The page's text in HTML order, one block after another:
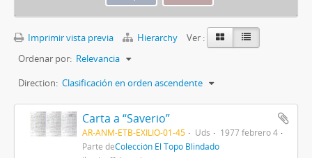
Imprimir vista previa Hierarchy
Ver :
Ordenar por: Relevancia
Direction: Clasificación en orden ascendente
Carta a “Saverio”
AR-ANM-ETB-EXILIO-01-45 Uds
1977 febrero 4
Parte deColección El Topo Blindado